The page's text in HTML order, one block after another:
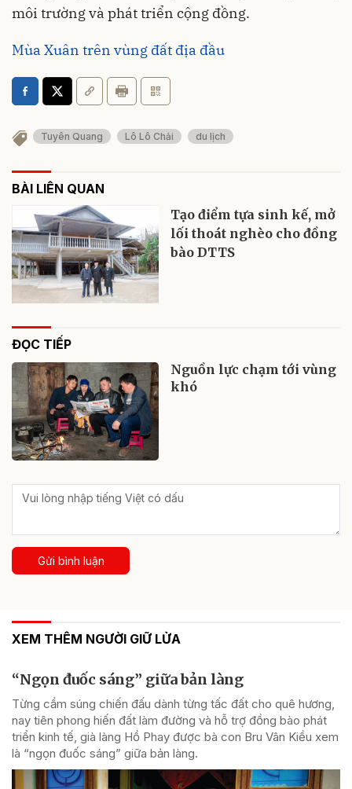
môi trường và phát triển cộng đồng.
Mùa Xuân trên vùng đất địa đầu
Tuyên Quang Lô Lô Chải du lịch
BÀI LIÊN QUAN
Tạo điểm tựa sinh kế, mở
lối thoát nghèo cho đồng
bào DTTS
ĐỌC TIẾP
Nguồn lực chạm tới vùng
khó
Gửi bình luận
XEM THÊM NGƯỜI GIỮ LỬA
“Ngọn đuốc sáng” giữa bản làng
Từng cầm súng chiến đấu dành từng tấc đất cho quê hương,
nay tiên phong hiến đất làm đường và hỗ trợ đồng bào phát
triển kinh tế, già làng Hồ Phay được bà con Bru Vân Kiều xem
là “ngọn đuốc sáng” giữa bản làng.